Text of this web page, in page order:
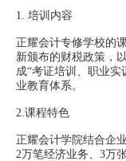
1. 培训内容
正耀会计专修学校的
新颁布的财税政策，
成“考证培训、职业
业教育体系。
2.课程特色
正耀会计学院结合企
2万笔经济业务、3万